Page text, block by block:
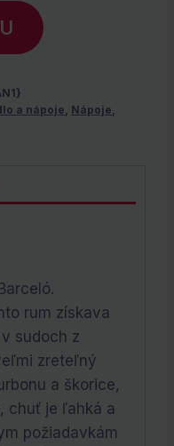
a nápoje, Nápoje,
rum získava
sudoch z
zreteľný
a škorice,
chuť je ľahká a
požiadavkám